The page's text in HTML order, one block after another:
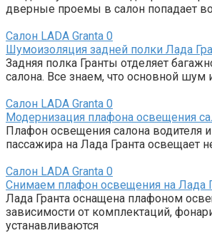
дверные проемы в салон попадает
Салон LADA Granta 0
Шумоизоляция задней полки Лада
Задняя полка Гранты отделяет
салона. Все знаем, что основной шум
Салон LADA Granta 0
Модернизация плафона освещения
Плафон освещения салона водителя
пассажира на Лада Гранта освещает
Салон LADA Granta 0
Снимаем плафон освещения на Лада
Лада Гранта оснащена плафоном
зависимости от комплектаций,
устанавливаются